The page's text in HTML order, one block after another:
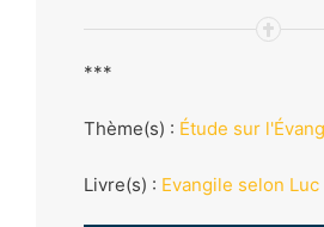
***
Thème(s) : Étude sur
Livre(s) : Evangile selon Luc